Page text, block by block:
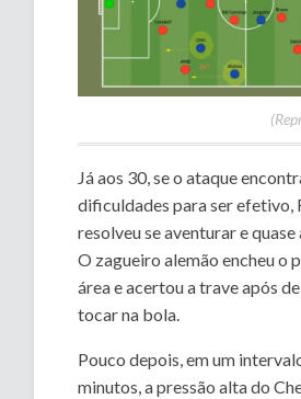
Já aos 30, se o ataque
dificuldades para ser efetivo,
resolveu se aventurar e
O zagueiro alemão encheu o
área e acertou a trave após
tocar na bola.
Pouco depois, em um
minutos, a pressão alta do